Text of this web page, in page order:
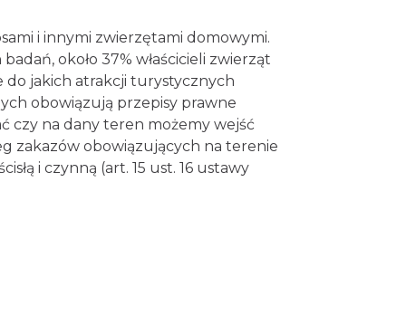
i innymi zwierzętami domowymi.
około 37% właścicieli zwierząt
do jakich atrakcji turystycznych
obowiązują przepisy prawne
czy na dany teren możemy wejść
zakazów obowiązujących na terenie
i czynną (art. 15 ust. 16 ustawy